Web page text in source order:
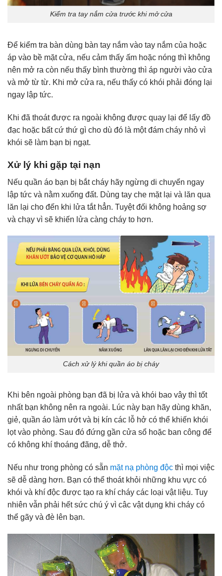
Kiểm tra tay nắm cửa trước khi mở cửa
Để kiểm tra bàn dùng bàn tay nắm vào tay nắm của hoặc
áp vào bề mặt cửa, nếu cảm thấy ấm hoặc nóng thì không
nên mở ra còn nếu thấy bình thường thì áp người vào cửa
và mở từ từ. Khi mở cửa ra, nếu thấy có khói phải đóng lại
ngay lập tức.
Khi đã thoát được ra ngoài không được quay lại để lấy đồ
đạc hoặc bất cứ thứ gì cho dù đó là một đám cháy nhỏ vì
khói sẽ làm bạn bị ngạt.
Xử lý khi gặp tại nạn
Nếu quần áo bạn bị bắt cháy hãy ngừng di chuyển ngay
lập tức và nằm xuống đất. Dùng tay che mặt lại và lăn qua
lăn lại cho đến khi lửa tắt hẳn. Tuyệt đối không hoảng sợ
và chạy vì sẽ khiến lửa càng cháy to hơn.
Cách xử lý khi quần áo bị cháy
Khi bên ngoài phòng bạn đã bị lửa và khói bao vây thì tốt
nhất bạn không nên ra ngoài. Lúc này bạn hãy dùng khăn,
giẻ, quần áo làm ướt và bị kín các lỗ hở có thể khiến khói
lọt vào phòng. Sau đó đứng gần cửa sổ hoặc ban công để
có không khí thoáng đãng, dễ thở.
Nếu như trong phòng có sẵn mặt nạ phòng độc thì mọi việc
sẽ dễ dàng hơn. Bạn có thể thoát khỏi những khu vực có
khói và khí độc được tạo ra khí cháy các loại vật liệu. Tuy
nhiên vẫn phải hết sức chú ý vì câc vật dụng khi cháy có
thể gãy và đè lên bạn.